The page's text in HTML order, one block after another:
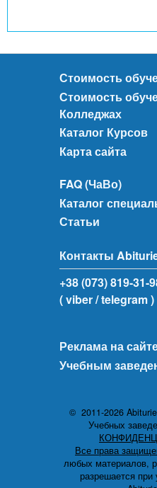
Стоимость
Стоимость
Колледжах
Каталог Курсов
Карта сайта
FAQ (ЧаВо)
Каталог
Статьи
Контакты
+38 (073) 819-31-
( viber/ telegram )
Реклама на
Учебным
© 2011-2026
Учебных
Все права
любых материалов,
разрешается